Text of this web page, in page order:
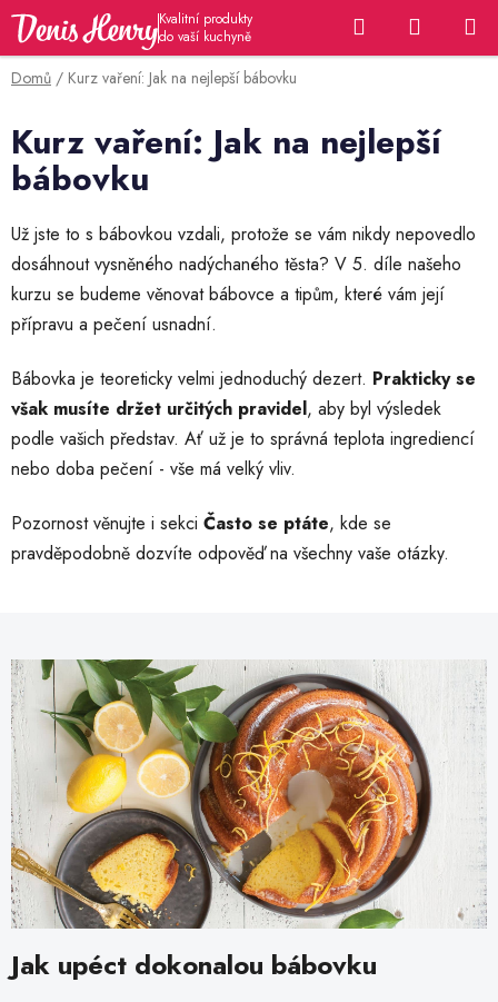
Přejít
obsah
Hledat
KOŠÍK
Domů / Kurz vaření: Jak na nejlepší bábovku
Kurz vaření: Jak na nejlepší
bábovku
Už jste to s bábovkou vzdali, protože se vám nikdy nepovedlo
dosáhnout vysněného nadýchaného těsta? V 5. díle našeho
kurzu se budeme věnovat bábovce a tipům, které vám její
přípravu a pečení usnadní.
Bábovka je teoreticky velmi jednoduchý dezert. Prakticky se
však musíte držet určitých pravidel, aby byl výsledek
podle vašich představ. Ať už je to správná teplota ingrediencí
nebo doba pečení - vše má velký vliv.
Pozornost věnujte i sekci Často se ptáte, kde se
pravděpodobně dozvíte odpověď na všechny vaše otázky.
Jak upéct dokonalou bábovku